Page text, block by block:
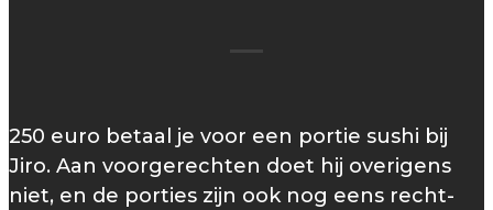
250 euro betaal je voor een portie sushi bij
Jiro. Aan voorgerechten doet hij overigens
niet, en de porties zijn ook nog eens recht-